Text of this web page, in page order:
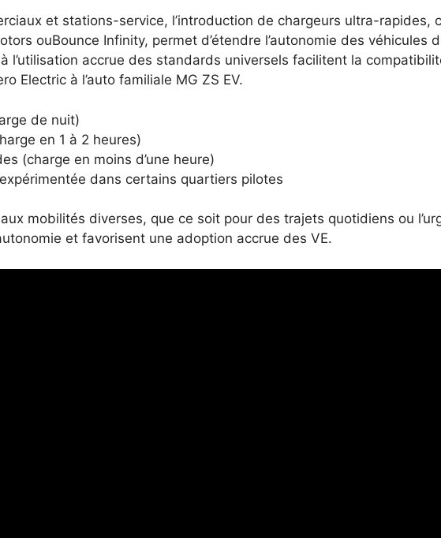
et stations-service, l’introduction de chargeurs ultra-rapides,
ouBounce Infinity, permet d’étendre l’autonomie des véhicules
l’utilisation accrue des standards universels facilitent la
Electric à l’auto familiale MG ZS EV.
de nuit)
en 1 à 2 heures)
(charge en moins d’une heure)
dans certains quartiers pilotes
mobilités diverses, que ce soit pour des trajets quotidiens ou
et favorisent une adoption accrue des VE.